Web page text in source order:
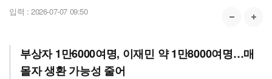
입력 : 2026-07-07 09:50
부상자 1만6000여명, 이재민 약 1만8000여명…매
몰자 생환 가능성 줄어